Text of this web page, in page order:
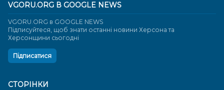
СТОРІНКИ
VGORU.ORG В GOOGLE NEWS
VGORU.ORG в GOOGLE NEWS
Підписуйтеся, щоб знати останні новини Херсона та
Херсонщини сьогодні
Підписатися